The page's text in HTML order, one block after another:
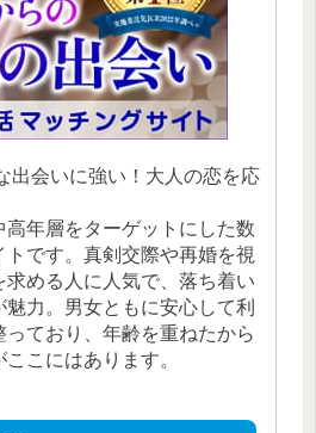
出会いに強い！大人の恋を応
年層をターゲットにした数
です。真剣交際や再婚を視
求める人に人気で、落ち着い
力。男女ともに安心して利
っており、年齢を重ねたから
こにはあります。